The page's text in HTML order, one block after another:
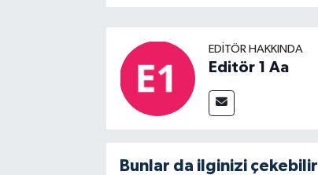
EDITÖR HAKKINDA
Editör 1 Aa
Bunlar da ilginizi çekebilir